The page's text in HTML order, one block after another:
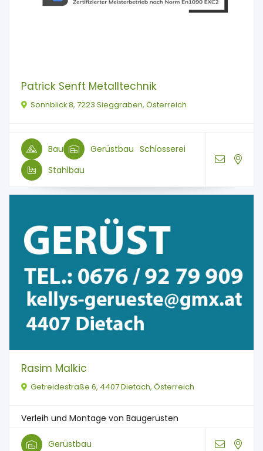
Patrick Senft Metalltechnik
Sonnblick 8, 7223 Sieggraben, Österreich
Bau Gerüstbau Schlosserei
Stahlbau
Rasim Malkic
Getreidestraße 6, 4407 Dietach, Österreich
Verleih und Montage von Baugerüsten
Gerüstbau